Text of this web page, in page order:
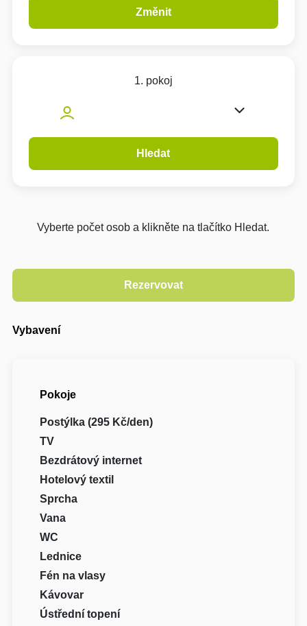
Změnit
1. pokoj
Hledat
Vyberte počet osob a klikněte na tlačítko Hledat.
Vybavení
Pokoje
Postýlka (295 Kč/den)
TV
Bezdrátový internet
Hotelový textil
Sprcha
Vana
WC
Lednice
Fén na vlasy
Kávovar
Ústřední topení